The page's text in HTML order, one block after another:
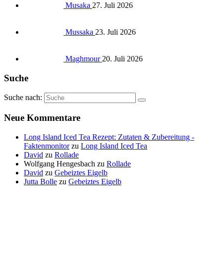
Musaka 27. Juli 2026
Mussaka 23. Juli 2026
Maghmour 20. Juli 2026
Suche
Suche nach:
Neue Kommentare
Long Island Iced Tea Rezept: Zutaten & Zubereitung -
Faktenmonitorzu Long Island Iced Tea
David zu Rollade
Wolfgang Hengesbach zu Rollade
David zu Gebeiztes Eigelb
Jutta Bolle zu Gebeiztes Eigelb